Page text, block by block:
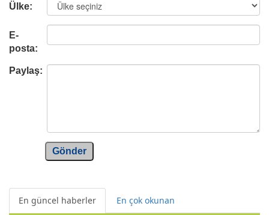
Ülke:
E-
posta:
Paylaş:
Gönder
En güncel haberler En çok okunan